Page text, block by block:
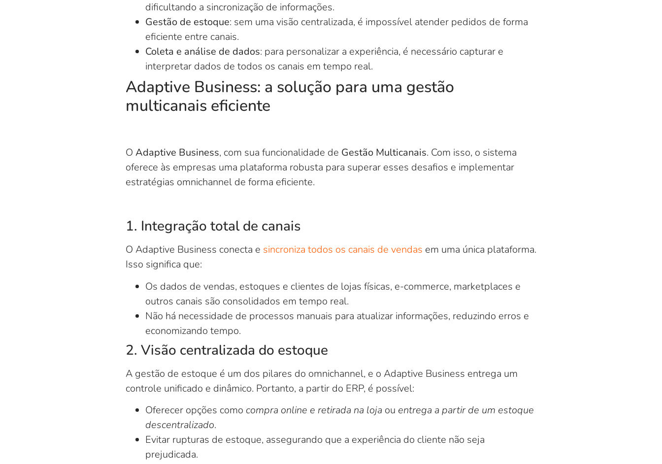
dificultando a sincronização de informações.
Gestão de estoque: sem uma visão centralizada, é impossível atender pedidos de forma
eficiente entre canais.
Coleta e análise de dados: para personalizar a experiência, é necessário capturar e
interpretar dados de todos os canais em tempo real.
Adaptive Business: a solução para uma gestão
multicanais eficiente
O Adaptive Business, com sua funcionalidade de Gestão Multicanais. Com isso, o sistema
oferece às empresas uma plataforma robusta para superar esses desafios e implementar
estratégias omnichannel de forma eficiente.
1. Integração total de canais
O Adaptive Business conecta e sincroniza todos os canais de vendas em uma única plataforma.
Isso significa que:
Os dados de vendas, estoques e clientes de lojas físicas, e-commerce, marketplaces e
outros canais são consolidados em tempo real.
Não há necessidade de processos manuais para atualizar informações, reduzindo erros e
economizando tempo.
2. Visão centralizada do estoque
A gestão de estoque é um dos pilares do omnichannel, e o Adaptive Business entrega um
controle unificado e dinâmico. Portanto, a partir do ERP, é possível:
Oferecer opções como compra online e retirada na loja ou entrega a partir de um estoque
descentralizado.
Evitar rupturas de estoque, assegurando que a experiência do cliente não seja
prejudicada.